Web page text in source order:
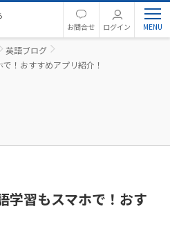
お問合せ ログイン
英語ブログ
！おすすめアプリ紹介！
学習もスマホで！おす